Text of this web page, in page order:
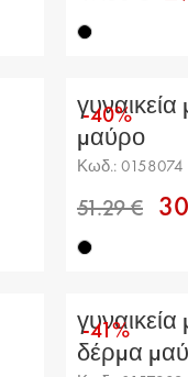
-40%
μαύρο
Κωδ.: 0158074
-41%
γυναικεία
δέρμα